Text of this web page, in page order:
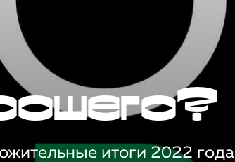
итоги 2022 года